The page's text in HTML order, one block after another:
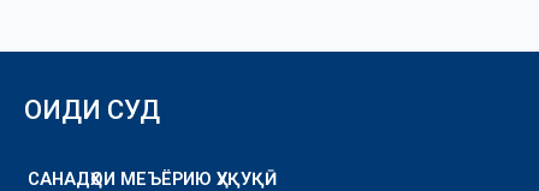
ОИДИ СУД
САНАДҲОИ МЕЪЁРИЮ ҲУҚУҚӢ